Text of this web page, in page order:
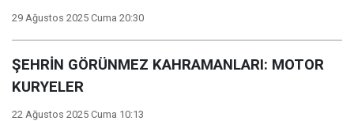
29 Ağustos 2025 Cuma 20:30
ŞEHRİN GÖRÜNMEZ KAHRAMANLARI: MOTOR
KURYELER
22 Ağustos 2025 Cuma 10:13